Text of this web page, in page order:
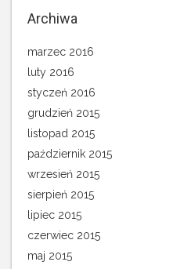
Archiwa
marzec 2016
luty 2016
styczeń 2016
grudzień 2015
listopad 2015
październik 2015
wrzesień 2015
sierpień 2015
lipiec 2015
czerwiec 2015
maj 2015